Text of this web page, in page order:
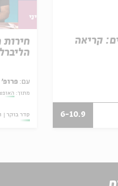
קריאה
6-10.9
עם: פרופ'
מתוך:
סדר בוקר